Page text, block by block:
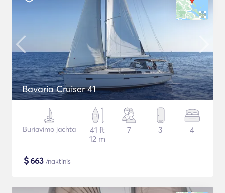
Bavaria Cruiser 41
Buriavimo jachta
41 ft
12 m
7 3 4
$663 /naktinis